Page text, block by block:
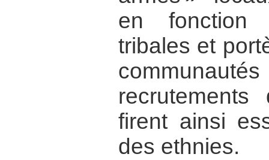
en fonction
tribales et
firent ainsi
des ethnies.